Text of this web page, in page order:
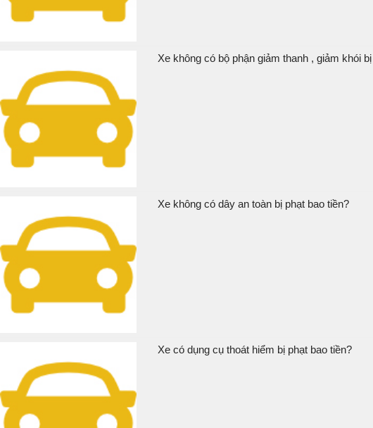
Xe không có bộ phận giảm thanh , giảm khói
Xe không có dây an toàn bị phạt bao tiền?
Xe có dụng cụ thoát hiểm bị phạt bao tiền?